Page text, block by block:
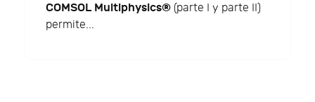
COMSOL Multiphysics® (parte I y parte II)
permite...